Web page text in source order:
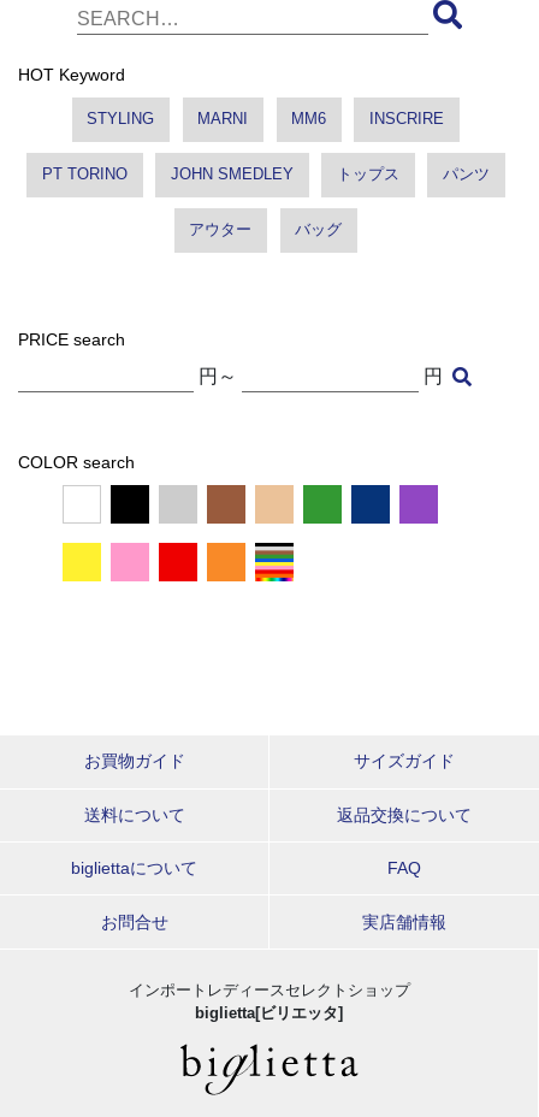
HOT Keyword
STYLING MARNI MM6 INSCRIRE
PT TORINO JOHN SMEDLEY トップス パンツ
アウター バッグ
PRICE search
円～ 円
COLOR search
お買物ガイド サイズガイド
送料について 返品交換について
bigliettaについて FAQ
お問合せ 実店舗情報
インポートレディースセレクトショップ
biglietta[ビリエッタ]